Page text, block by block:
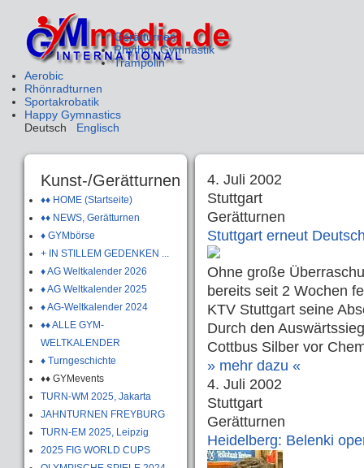
Gerätturnen
Rhythm. Gymnastik
Trampolin
Aerobic
Rhönradturnen
Sportakrobatik
Happy Gymnastics
Deutsch Englisch
Kunst-/Gerätturnen
♦♦ HOME (Startseite)
♦♦ NEWS, Gerätturnen
♦ GYMbörse
+ IN STILLEM GEDENKEN ...
♦ AG Weltkalender 2026
♦ AG Weltkalender 2025
♦ AG-Weltkalender 2024
♦♦ ALLE GYM-
WELTKALENDER
♦ Turngeschichte
♦♦ GYMevents
TURN-WM 2025, Jakarta
JAHNTURNEN FREYBURG
TURN-EM 2025, Leipzig
2025 FIG WORLD CUPS
4. Juli 2002
Stuttgart
Gerätturnen
Stuttgart erneut
Ohne große
bereits seit 2 Wochen
KTV Stuttgart seine
Durch den
Cottbus Silber vor
» mehr dazu «
4. Juli 2002
Stuttgart
Gerätturnen
Heidelberg: Belenki